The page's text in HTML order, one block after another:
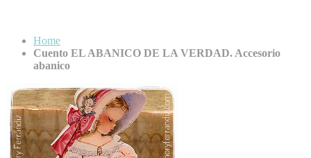
Home
Cuento EL ABANICO DE LA VERDAD. Accesorio
abanico